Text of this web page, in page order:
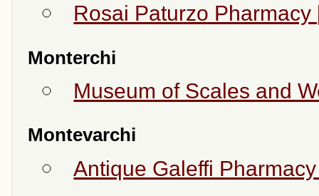
Rosai Paturzo
Monterchi
Museum of Scales and
Montevarchi
Antique Galeffi